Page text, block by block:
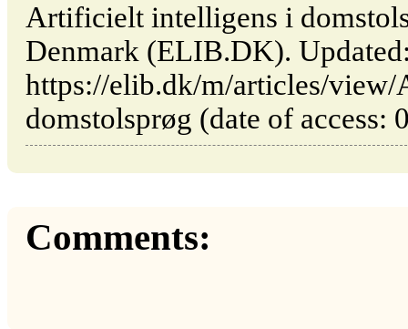
Artificielt intelligens i
Denmark (ELIB.DK).
https://elib.dk/m/articles/
domstolsprøg (date of access:
Comments: